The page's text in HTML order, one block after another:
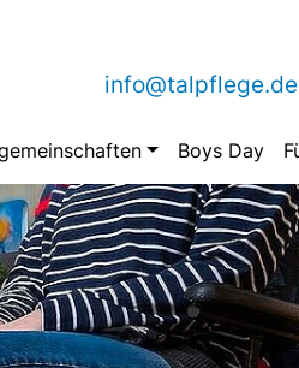
info@talpflege.de
Boys Day